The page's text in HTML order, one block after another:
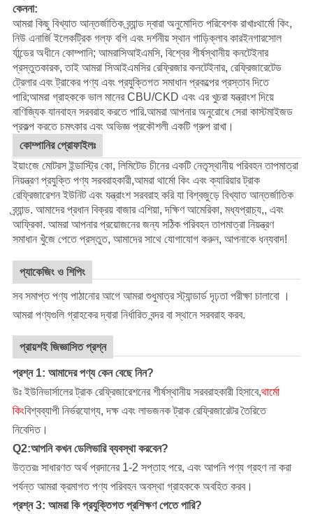
কেননা:
আমরা কিছু বিখ্যাত আন্তর্জাতিক ব্র্যান্ড দ্বারা অনুমোদিত পরিবেশক রাখাঃথার্মো কিং,
নিউ এনার্জি ইলেকট্রিক গল্ফ বগি এবং দর্শনীয় স্থান গাড়িক্লাব কারইনগারসোল
র্যান্ডের অধীনে কোম্পানি; আমরাসিআইএমসি, বিশ্বের শীর্ষস্থানীয় কনটেইনার
প্রস্তুতকারক, তাই আমরা সিআইএমসির রেফ্রিজার কনটেইনার, রেফ্রিজারেটেড
ট্রেলার এবং ট্রাকের পণ্য এবং প্রযুক্তিগত সমাধান প্রকল্পের প্রস্তাব দিতে
পারি;আমরা গ্রাহককে ভাল মানের CBU/CKD এবং এর খুচরা যন্ত্রাংশ দিয়ে
বাণিজ্যিক যানবাহন সরবরাহ করতে পারি.আমরা আপনার অনুরোধে সেরা কাস্টমাইজড
প্রকল্প করতে চমৎকার এবং অভিজ্ঞ প্রকৌশলী একটি গ্রুপ রাখা।
কোম্পানির প্রোফাইলঃ
ইয়াংজে মোটরস ইন্ডাস্ট্রি কো, লিমিটেড চীনের একটি নেতৃস্থানীয় পরিবহন তাপমাত্রা
নিয়ন্ত্রণ প্রযুক্তি পণ্য সরবরাহকারী,আমরা থার্মো কিং এবং ক্যারিয়ার ট্রাক
রেফ্রিজারেশন ইউনিট এবং যন্ত্রাংশ সরবরাহ করি যা বিশ্বজুড়ে বিখ্যাত আন্তর্জাতিক
ব্র্যান্ড. আমাদের প্রধান বিক্রয় বাজার এশিয়া, দক্ষিণ আমেরিকা, মধ্যপ্রাচ্য,, এবং
আফ্রিকা. আমরা আপনার প্রয়োজনের জন্য সঠিক পরিবহন তাপমাত্রা নিয়ন্ত্রণ
সমাধান খুঁজে পেতে প্রস্তুত, আমাদের সাথে যোগাযোগ করুন, আপনাকে ধন্যবাদ!
প্যাকেজিং ও শিপিং
সব সমাপ্ত পণ্য পাঠানোর আগে আমরা শুধুমাত্র স্ট্যান্ডার্ড দৃঢ়তা পরীক্ষা চালাবো ।
আমরা পণ্যগুলি গ্রাহকের দ্বারা নির্ধারিত বন্দর বা স্থানে সরবরাহ করব.
প্রায়শই জিজ্ঞাসিত প্রশ্ন
প্রশ্ন 1: আমাদের পণ্য কেন বেছে নিন?
উঃ ইউনিভার্সালের ট্রাক রেফ্রিজারেশনের শীর্ষস্থানীয় সরবরাহকারী হিসাবে,থার্মো
কিংবিশ্বব্যাপী নির্ভরযোগ্য, দক্ষ এবং লাভজনক ট্রাক রেফ্রিজারেটর তৈরিতে
নিবেদিত।
Q2:আপনি কখন ডেলিভারি ব্যবস্থা করবেন?
উত্তরঃ সাধারণত অর্থ প্রদানের 1-2 সপ্তাহ পরে, এবং আপনি পণ্য গ্রহণ না করা
পর্যন্ত আমরা ক্রমাগত পণ্য পরিবহন অবস্থা গ্রাহককে অবহিত করব।
প্রশ্ন 3: আমরা কি প্রযুক্তিগত প্রশিক্ষণ পেতে পারি?